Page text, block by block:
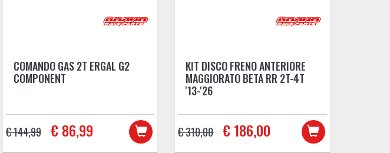
COMANDO GAS 2T ERGAL G2
COMPONENT
€ 144,99 € 86,99
KIT DISCO FRENO ANTERIORE
MAGGIORATO BETA RR 2T-4T
'13-'26
€ 310,00 € 186,00